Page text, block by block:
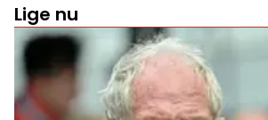
Lige nu